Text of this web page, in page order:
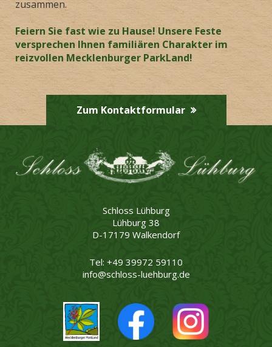
zusammen.
Feiern Sie fast wie zu Hause! Unsere Feste
versprechen Ihnen familiären Charakter im
reizvollen Mecklenburger ParkLand!
Zum Kontaktformular
Schloss Lühburg
Lühburg 38
D-17179 Walkendorf
Tel: +49 39972 59110
info@schloss-luehburg.de